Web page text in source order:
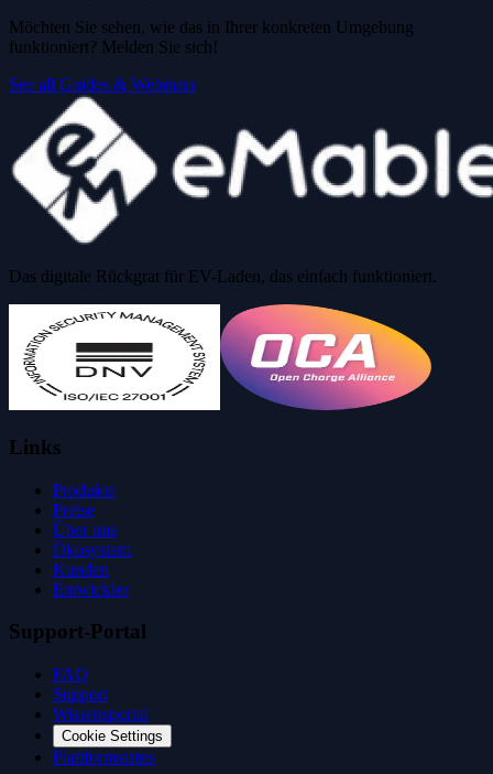
Möchten Sie sehen, wie das in Ihrer konkreten Umgebung
funktioniert? Melden Sie sich!
See all Guides & Webinars
Das digitale Rückgrat für EV-Laden, das einfach funktioniert.
Links
Produkte
Preise
Über uns
Ökosystem
Kunden
Entwickler
Support-Portal
FAQ
Support
Wissensportal
Cookie Settings
Plattformstatus